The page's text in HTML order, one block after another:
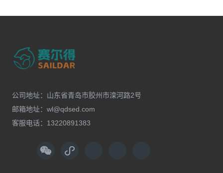
公司地址：山东省青岛市胶州市滦河路2号
邮箱地址：wl@qdsed.com
客服电话：13220891383